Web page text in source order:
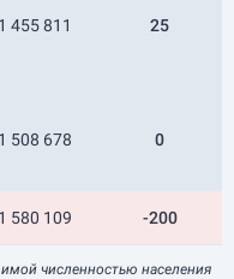
1 455 811 25
1 508 678 0
1 580 109 -200
численностью населения